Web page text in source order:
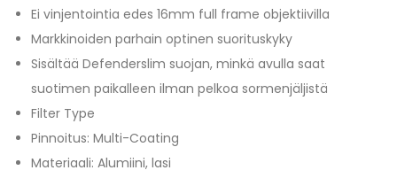
Ei vinjentointia edes 16mm full frame objektiivilla
Markkinoiden parhain optinen suorituskyky
Sisältää Defenderslim suojan, minkä avulla saat
suotimen paikalleen ilman pelkoa sormenjäljistä
Filter Type
Pinnoitus: Multi-Coating
Materiaali: Alumiini, lasi